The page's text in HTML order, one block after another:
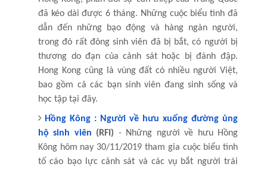
đã kéo dài được 6 tháng. Những cuộc biểu tình đã
dẫn đến những bạo động và hàng ngàn người,
trong đó rất đông sinh viên đã bị bắt, có người bị
thương do đạn của cảnh sát hoặc bị đánh đập.
Hong Kong cũng là vùng đất có nhiều người Việt,
bao gồm cả các bạn sinh viên đang sinh sống và
học tập tại đây.
Hồng Kông : Người về hưu xuống đường ủng
hộ sinh viên (RFI) - Những người về hưu Hồng
Kông hôm nay 30/11/2019 tham gia cuộc biểu tình
tố cáo bạo lực cảnh sát và các vụ bắt người trái